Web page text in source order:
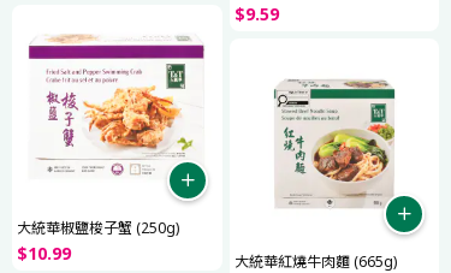
$9.59
大統華椒鹽梭子蟹 (250g)
$10.99 大統華紅燒牛肉麵 (665g)